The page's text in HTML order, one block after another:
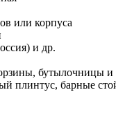
или корпуса
и др.
бутылочницы и
плинтус, барные